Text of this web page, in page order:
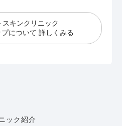
スキンクリニック
について 詳しくみる
ック紹介